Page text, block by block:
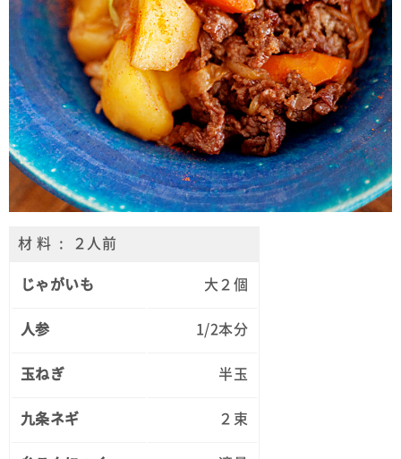
材 料 : ２人前
じゃがいも 大２個
人参 1/2本分
玉ねぎ 半玉
九条ネギ ２束